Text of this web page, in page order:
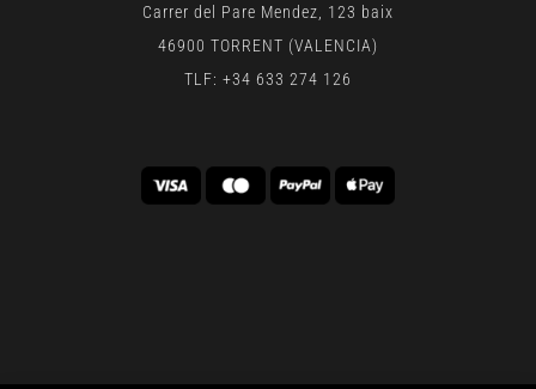
Carrer del Pare Mendez, 123 baix
46900 TORRENT (VALENCIA)
TLF: +34 633 274 126